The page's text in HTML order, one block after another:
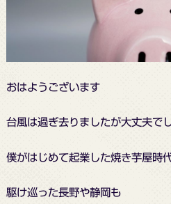
おはようございます
台風は過ぎ去りましたが大丈夫で
僕がはじめて起業した焼き芋屋時
駆け巡った長野や静岡も